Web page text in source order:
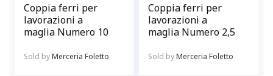
Coppia ferri per
lavorazioni a
maglia Numero 10
Sold byMerceria Foletto
Coppia ferri per
lavorazioni a
maglia Numero 2,5
Sold byMerceria Foletto